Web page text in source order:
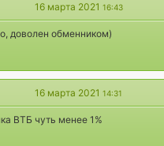
16 марта 2021 16:43
доволен обменником)
16 марта 2021 14:31
ВТБ чуть менее 1%